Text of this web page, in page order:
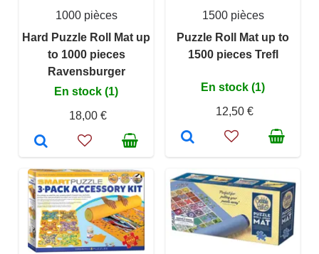
1000 pièces
Hard Puzzle Roll Mat up
to 1000 pieces
Ravensburger
En stock (1)
18,00 €
1500 pièces
Puzzle Roll Mat up to
1500 pieces Trefl
En stock (1)
12,50 €